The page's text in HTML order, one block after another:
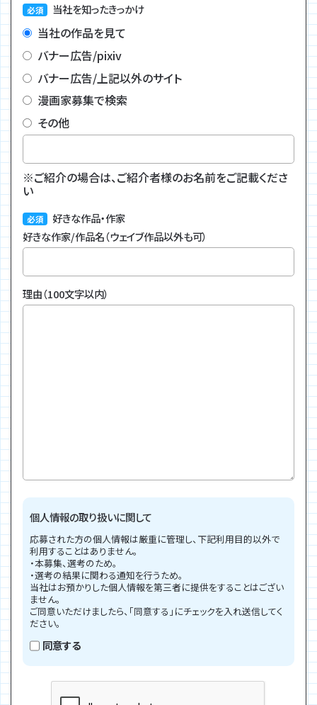
当社を知ったきっかけ
当社の作品を見て
バナー広告/pixiv
バナー広告/上記以外のサイト
漫画家募集で検索
その他
※ご紹介の場合は、ご紹介者様のお名前をご記載くださ
い
好きな作品・作家
好きな作家/作品名（ウェイブ作品以外も可）
理由（100文字以内）
個人情報の取り扱いに関して
応募された方の個人情報は厳重に管理し、下記利用目的以外で
利用することはありません。
・本募集、選考のため。
・選考の結果に関わる通知を行うため。
当社はお預かりした個人情報を第三者に提供をすることはござい
ません。
ご同意いただけましたら、「同意する」にチェックを入れ送信してく
ださい。
同意する